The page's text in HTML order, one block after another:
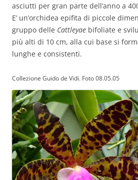
asciutti per gran parte dell’anno a
E’ un’orchidea epifita di piccole
gruppo delle Cattleyae bifoliate e
più alti di 10 cm, alla cui base si
lunghe e consistenti.
Collezione Guido de Vidi. Foto 08.05.05